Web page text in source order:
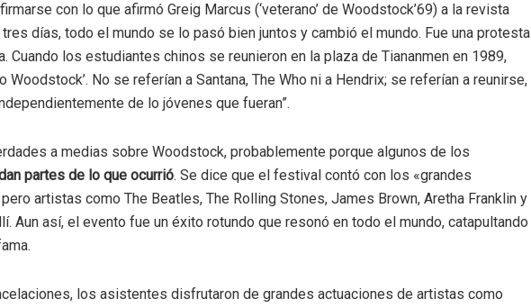
con lo que afirmó Greig Marcus (‘veterano’ de Woodstock’69) a la revista
tres días, todo el mundo se lo pasó bien juntos y cambió el mundo. Fue una protesta
Cuando los estudiantes chinos se reunieron en la plaza de Tiananmen en 1989,
Woodstock’. No se referían a Santana, The Who ni a Hendrix; se referían a reunirse,
de lo jóvenes que fueran”.
a medias sobre Woodstock, probablemente porque algunos de los
partes de lo que ocurrió. Se dice que el festival contó con los «grandes
artistas como The Beatles, The Rolling Stones, James Brown, Aretha Franklin y
Aun así, el evento fue un éxito rotundo que resonó en todo el mundo, catapultando
los asistentes disfrutaron de grandes actuaciones de artistas como